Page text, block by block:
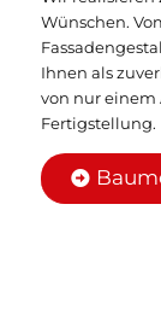
Wünschen.
Ihnen als
von nur einem
Fertigstellung.